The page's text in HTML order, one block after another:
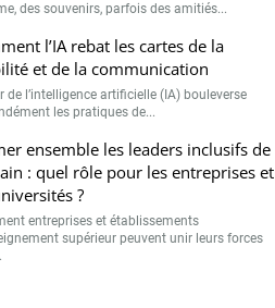
des souvenirs, parfois des amitiés...
l’IA rebat les cartes de la
et de la communication
de l’intelligence artificielle (IA) bouleverse
les pratiques de...
ensemble les leaders inclusifs de
: quel rôle pour les entreprises et
?
entreprises et établissements
supérieur peuvent unir leurs forces